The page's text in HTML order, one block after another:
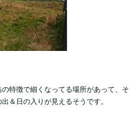
特徴で細くなってる場所があって、そ
＆日の入りが見えるそうです。